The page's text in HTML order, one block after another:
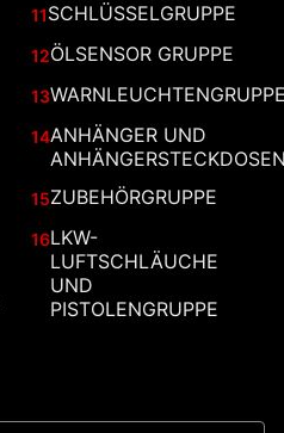
11SCHLÜSSELGRUPPE
12ÖLSENSOR GRUPPE
13
14ANHÄNGER UND
15ZUBEHÖRGRUPPE
16LKW-
LUFTSCHLÄUCHE
UND
PISTOLENGRUPPE